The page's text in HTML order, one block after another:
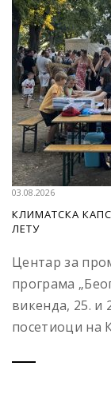
03.08.2026
КЛИМАТСКА
ЛЕТУ
Центар за
програма
викенда, 25. и
посетиоци на